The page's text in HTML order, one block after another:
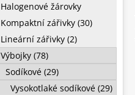
Halogenové žárovky
Kompaktní zářivky (30)
Lineární zářivky (2)
Výbojky (78)
Sodíkové (29)
Vysokotlaké sodíkové (29)